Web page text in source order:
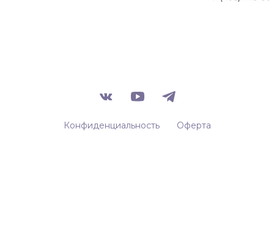
Конфиденциальность Оферта